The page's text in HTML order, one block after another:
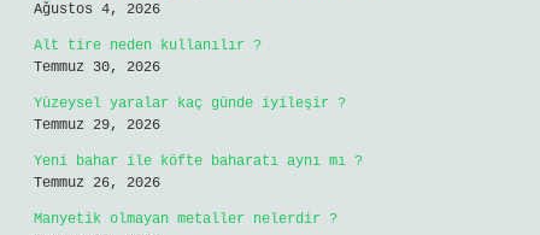
Ağustos 4, 2026
Alt tire neden kullanılır ?
Temmuz 30, 2026
Yüzeysel yaralar kaç günde iyileşir ?
Temmuz 29, 2026
Yeni bahar ile köfte baharatı aynı mı ?
Temmuz 26, 2026
Manyetik olmayan metaller nelerdir ?